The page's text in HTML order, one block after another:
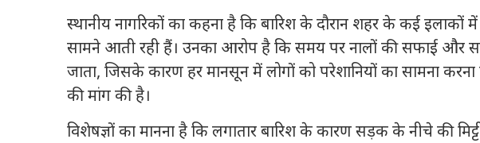
स्थानीय नागरिकों का कहना है कि बारिश के दौरान शहर के कई
सामने आती रही हैं। उनका आरोप है कि समय पर नालों की सफाई और
जाता, जिसके कारण हर मानसून में लोगों को परेशानियों का सामना करना
की मांग की है।
विशेषज्ञों का मानना है कि लगातार बारिश के कारण सड़क के नीचे की